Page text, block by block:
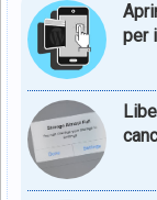
per